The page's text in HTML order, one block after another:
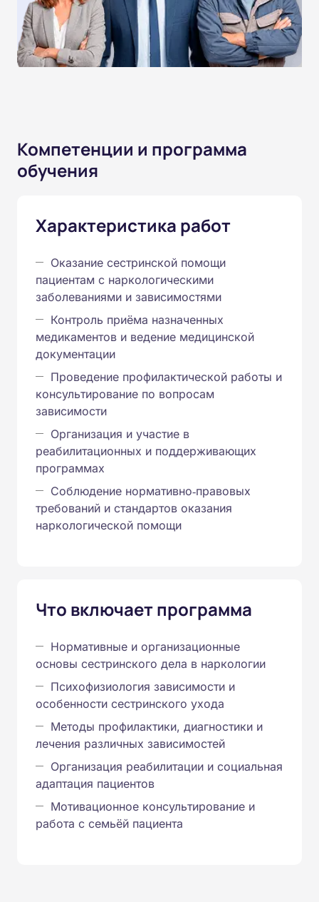
Компетенции и программа
обучения
Характеристика работ
Оказание сестринской помощи
пациентам с наркологическими
заболеваниями и зависимостями
Контроль приёма назначенных
медикаментов и ведение медицинской
документации
Проведение профилактической работы и
консультирование по вопросам
зависимости
Организация и участие в
реабилитационных и поддерживающих
программах
Соблюдение нормативно‑правовых
требований и стандартов оказания
наркологической помощи
Что включает программа
Нормативные и организационные
основы сестринского дела в наркологии
Психофизиология зависимости и
особенности сестринского ухода
Методы профилактики, диагностики и
лечения различных зависимостей
Организация реабилитации и социальная
адаптация пациентов
Мотивационное консультирование и
работа с семьёй пациента